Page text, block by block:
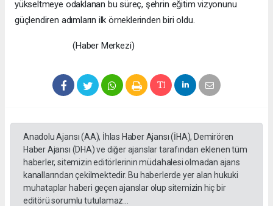
yükseltmeye odaklanan bu süreç, şehrin eğitim vizyonunu
güçlendiren adımların ilk örneklerinden biri oldu.
(Haber Merkezi)
Anadolu Ajansı (AA), İhlas Haber Ajansı (İHA), Demirören
Haber Ajansı (DHA) ve diğer ajanslar tarafından eklenen tüm
haberler, sitemizin editörlerinin müdahalesi olmadan ajans
kanallarından çekilmektedir. Bu haberlerde yer alan hukuki
muhataplar haberi geçen ajanslar olup sitemizin hiç bir
editörü sorumlu tutulamaz...